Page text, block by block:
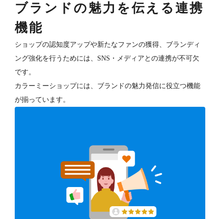
ブランドの魅力を伝える連携
機能
ショップの認知度アップや新たなファンの獲得、ブランディ
ング強化を行うためには、SNS・メディアとの連携が不可欠
です。
カラーミーショップには、ブランドの魅力発信に役立つ機能
が揃っています。